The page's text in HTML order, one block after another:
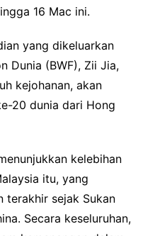
16 Mac ini.
yang dikeluarkan
Dunia (BWF), Zii Jia,
kejohanan, akan
20 dunia dari Hong
kelebihan
itu, yang
terakhir sejak Sukan
Secara keseluruhan,